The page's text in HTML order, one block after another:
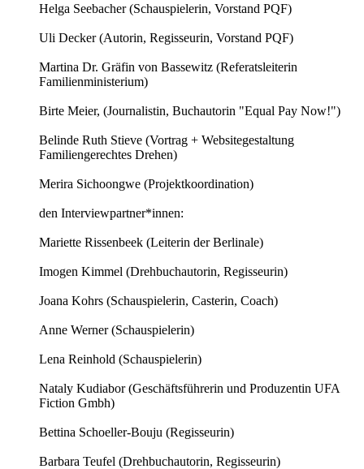
Helga Seebacher (Schauspielerin, Vorstand PQF)
Uli Decker (Autorin, Regisseurin, Vorstand PQF)
Martina Dr. Gräfin von Bassewitz (Referatsleiterin
Familienministerium)
Birte Meier, (Journalistin, Buchautorin "Equal Pay Now!")
Belinde Ruth Stieve (Vortrag + Websitegestaltung
Familiengerechtes Drehen)
Merira Sichoongwe (Projektkoordination)
den Interviewpartner*innen:
Mariette Rissenbeek (Leiterin der Berlinale)
Imogen Kimmel (Drehbuchautorin, Regisseurin)
Joana Kohrs (Schauspielerin, Casterin, Coach)
Anne Werner (Schauspielerin)
Lena Reinhold (Schauspielerin)
Nataly Kudiabor (Geschäftsführerin und Produzentin UFA
Fiction Gmbh)
Bettina Schoeller-Bouju (Regisseurin)
Barbara Teufel (Drehbuchautorin, Regisseurin)